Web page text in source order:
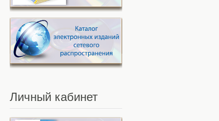
Личный кабинет